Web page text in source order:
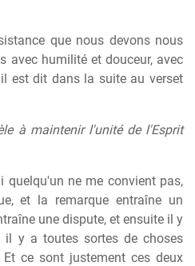
que nous devons nous
avec humilité et douceur, avec
est dit dans la suite au verset
à maintenir l'unité de l'Esprit
quelqu'un ne me convient pas,
et la remarque entraîne un
une dispute, et ensuite il y
il y a toutes sortes de choses
Et ce sont justement ces deux